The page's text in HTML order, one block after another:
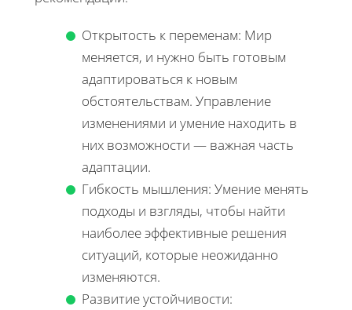
Открытость к переменам: Мир
меняется, и нужно быть готовым
адаптироваться к новым
обстоятельствам. Управление
изменениями и умение находить в
них возможности — важная часть
адаптации.
Гибкость мышления: Умение менять
подходы и взгляды, чтобы найти
наиболее эффективные решения
ситуаций, которые неожиданно
изменяются.
Развитие устойчивости: